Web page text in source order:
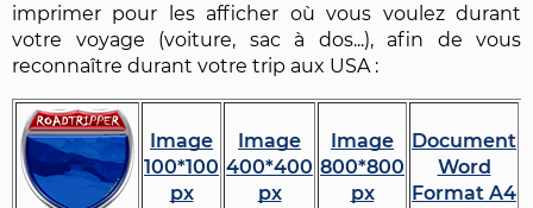
imprimer pour les afficher où vous voulez durant
votre voyage (voiture, sac à dos...), afin de vous
reconnaître durant votre trip aux USA :
Image
100*100
px
Image
400*400
px
Image
800*800
px
Document
Word
Format A4